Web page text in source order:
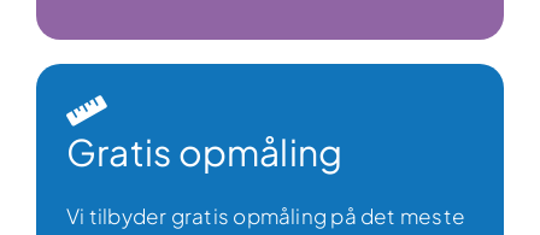
Gratis opmåling
Vi tilbyder gratis opmåling på det meste